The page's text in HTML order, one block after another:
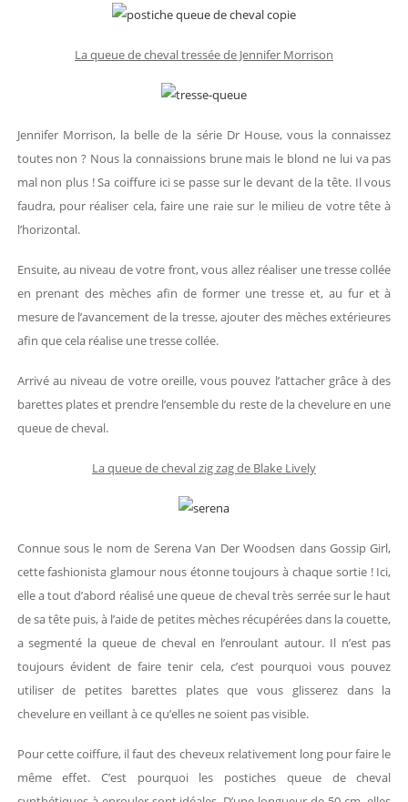
La queue de cheval tressée de Jennifer Morrison
Jennifer Morrison, la belle de la série Dr House, vous la connaissez
toutes non ? Nous la connaissions brune mais le blond ne lui va pas
mal non plus ! Sa coiffure ici se passe sur le devant de la tête. Il vous
faudra, pour réaliser cela, faire une raie sur le milieu de votre tête à
l’horizontal.
Ensuite, au niveau de votre front, vous allez réaliser une tresse collée
en prenant des mèches afin de former une tresse et, au fur et à
mesure de l’avancement de la tresse, ajouter des mèches extérieures
afin que cela réalise une tresse collée.
Arrivé au niveau de votre oreille, vous pouvez l’attacher grâce à des
barettes plates et prendre l’ensemble du reste de la chevelure en une
queue de cheval.
La queue de cheval zig zag de Blake Lively
Connue sous le nom de Serena Van Der Woodsen dans Gossip Girl,
cette fashionista glamour nous étonne toujours à chaque sortie ! Ici,
elle a tout d’abord réalisé une queue de cheval très serrée sur le haut
de sa tête puis, à l’aide de petites mèches récupérées dans la couette,
a segmenté la queue de cheval en l’enroulant autour. Il n’est pas
toujours évident de faire tenir cela, c’est pourquoi vous pouvez
utiliser de petites barettes plates que vous glisserez dans la
chevelure en veillant à ce qu’elles ne soient pas visible.
Pour cette coiffure, il faut des cheveux relativement long pour faire le
même effet. C’est pourquoi les postiches queue de cheval